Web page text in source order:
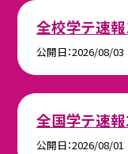
全校学テ速
公開日 2026/08/03
全国学テ速
公開日 2026/08/01